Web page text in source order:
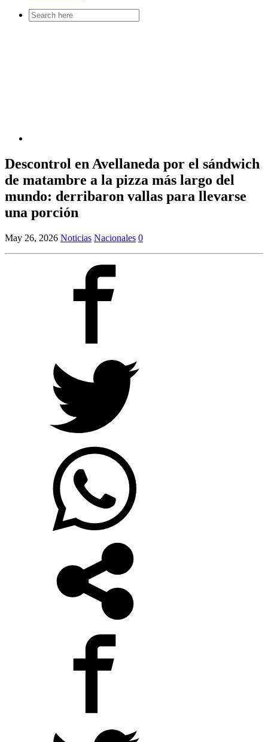
Search
for:
Descontrol en Avellaneda por el sándwich
de matambre a la pizza más largo del
mundo: derribaron vallas para llevarse
una porción
May 26, 2026 Noticias Nacionales 0